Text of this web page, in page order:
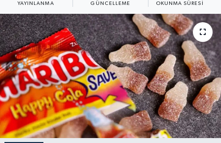
YAYINLANMA GÜNCELLEME OKUNMA SÜRESI
Yaşam
Anali̇z
Bi̇li̇m & Teknoloji̇
Dünya
Eği̇ti̇m